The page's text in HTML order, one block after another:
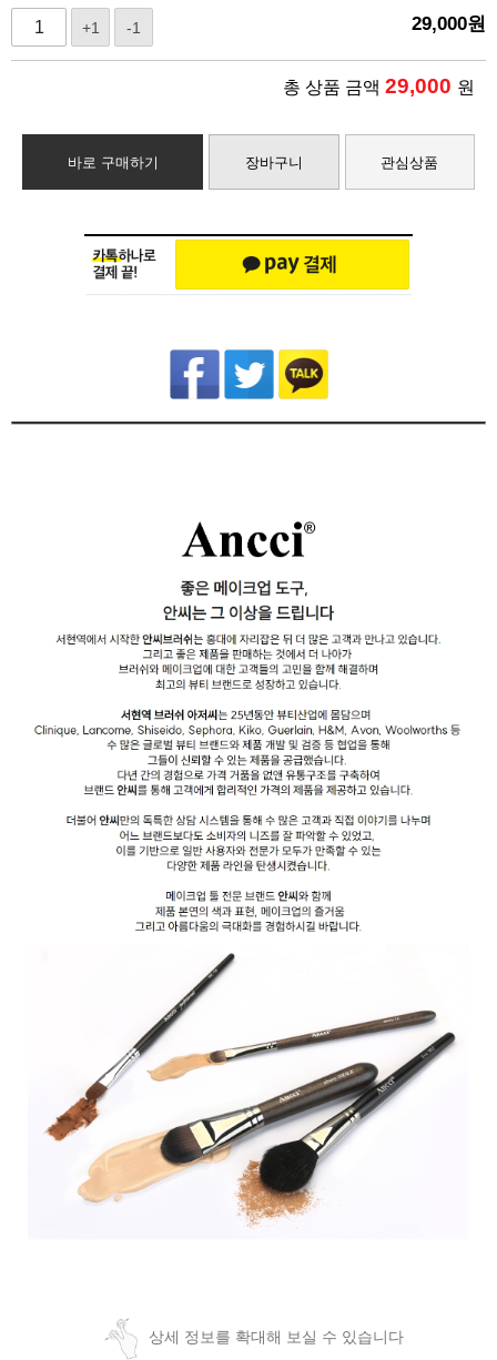
+1 -1 29,000원
총 상품 금액 29,000 원
바로 구매하기 장바구니 관심상품
상세 정보를 확대해 보실 수 있습니다